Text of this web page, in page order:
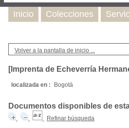
Volver a la pantalla de inicio ...
[Imprenta de Echeverría
localizada en : Bogotá
Documentos disponibles de
Refinar búsqueda
Inicio Colecciones